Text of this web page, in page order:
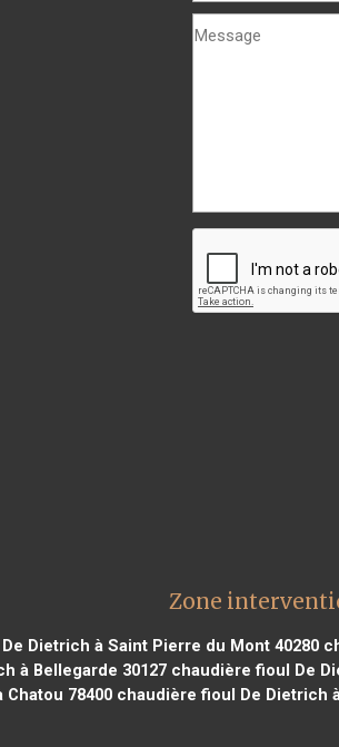
Zone
Dietrich à Saint Pierre du Mont 40280
à Bellegarde 30127chaudière fioul De
Chatou 78400 chaudière fioul De Dietrich